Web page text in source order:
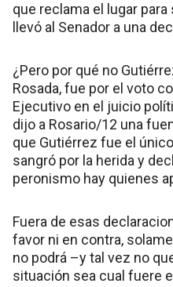
que reclama el lugar
llevó al Senador a una
¿Pero por qué no
Rosada, fue por el voto
Ejecutivo en el juicio
dijo a Rosario/12 una
que Gutiérrez fue el
sangró por la herida y
peronismo hay quienes
Fuera de esas
favor ni en contra,
no podrá –y tal vez no
situación sea cual fuere